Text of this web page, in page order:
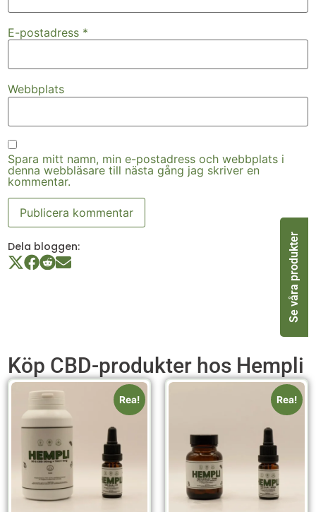
E-postadress *
Webbplats
Spara mitt namn, min e-postadress och webbplats i
denna webbläsare till nästa gång jag skriver en
kommentar.
Dela bloggen: Se våra produkter
Köp CBD-produkter hos Hempli
Rea! Rea!